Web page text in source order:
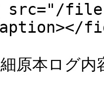
src="/
原本ロ